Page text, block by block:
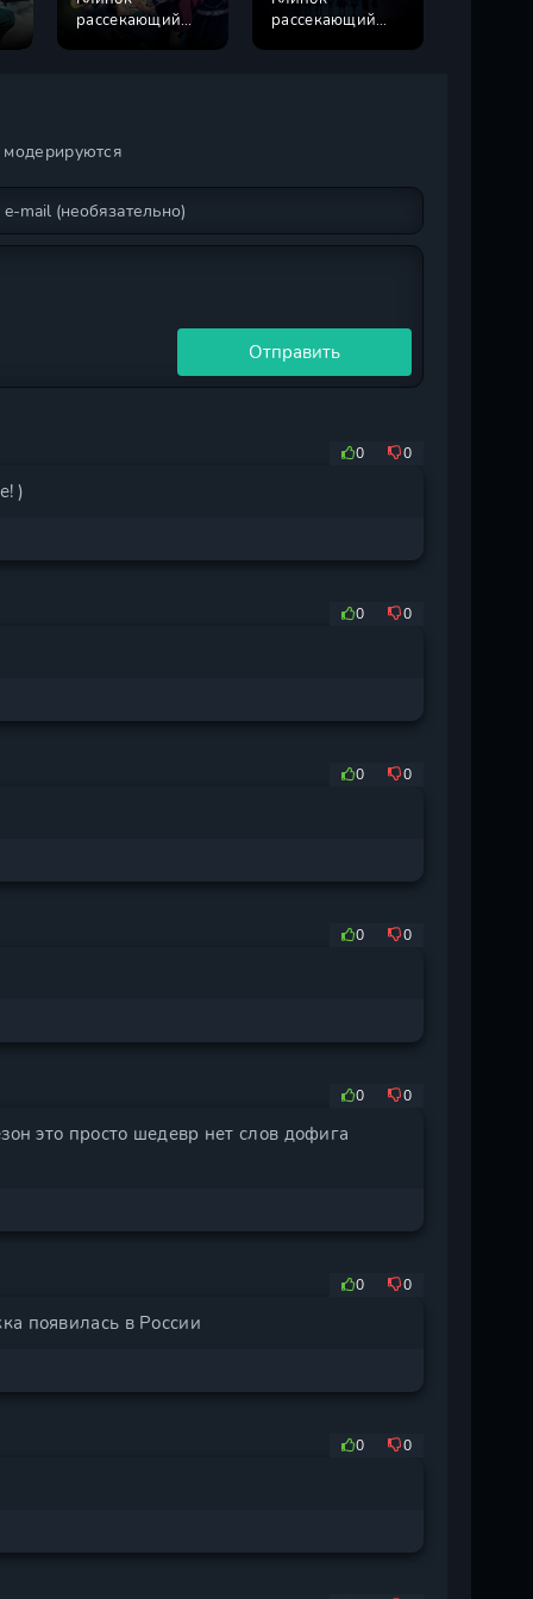
рассекающий
рассекающий
Отправить
0 0
)
0 0
0 0
0 0
0 0
это просто шедевр нет слов дофига
0 0
появилась в России
0 0